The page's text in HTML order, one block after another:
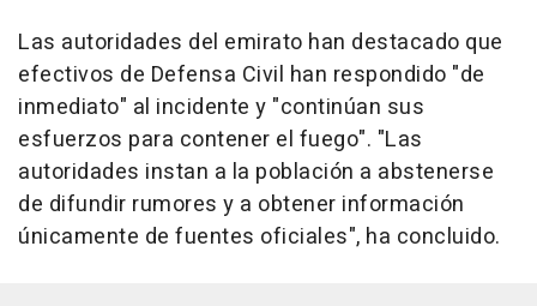
Las autoridades del emirato han destacado que
efectivos de Defensa Civil han respondido "de
inmediato" al incidente y "continúan sus
esfuerzos para contener el fuego". "Las
autoridades instan a la población a abstenerse
de difundir rumores y a obtener información
únicamente de fuentes oficiales", ha concluido.